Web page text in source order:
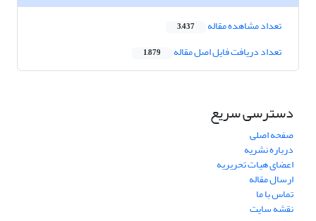
تعداد مشاهده مقاله 3,437
تعداد دریافت فایل اصل مقاله 1,879
دسترسی سریع
صفحه اصلی
درباره نشریه
اعضای هیات تحریریه
ارسال مقاله
تماس با ما
نقشه سایت